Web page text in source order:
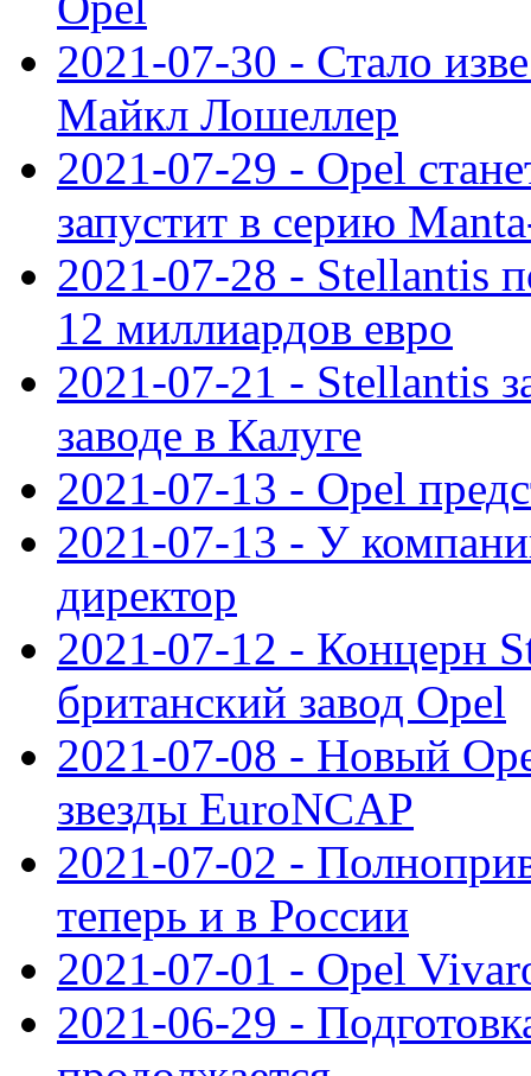
2021-07-30 - Стало
Майкл Лошеллер
2021-07-29 - Opel
запустит в серию
2021-07-28 - Stellantis
12 миллиардов евро
2021-07-21 - Stellantis
заводе в Калуге
2021-07-13 - Opel
2021-07-13 - У
директор
2021-07-12 - Концерн
британский завод Opel
2021-07-08 - Новый
звезды EuroNCAP
2021-07-02 -
теперь и в России
2021-07-01 - Opel
2021-06-29 -